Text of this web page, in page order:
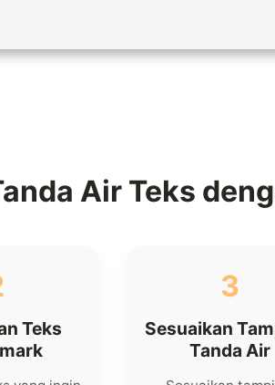
Air Teks
Teks
3
Sesuaikan
Tanda Air